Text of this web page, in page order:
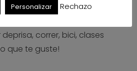
o por lo menos
correr, bici, clases
que te guste!
Personalizar Rechazo